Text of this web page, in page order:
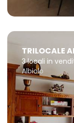
TRILOCALE
3 locali in
Albiolo